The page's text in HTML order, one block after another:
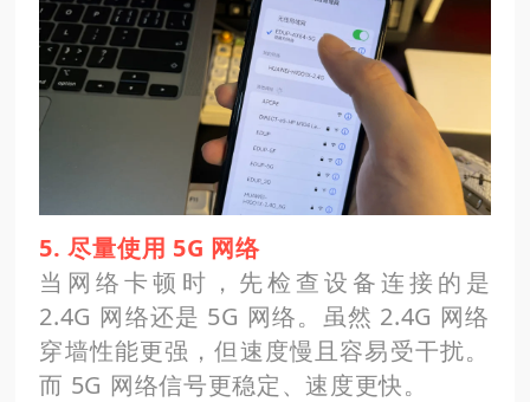
5. 尽量使用 5G 网络
当网络卡顿时，先检查设备连接的是
2.4G 网络还是 5G 网络。虽然 2.4G 网络
穿墙性能更强，但速度慢且容易受干扰。
而 5G 网络信号更稳定、速度更快。